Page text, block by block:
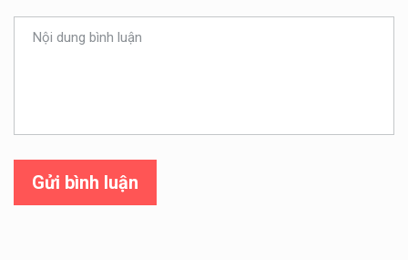
Gửi bình luận